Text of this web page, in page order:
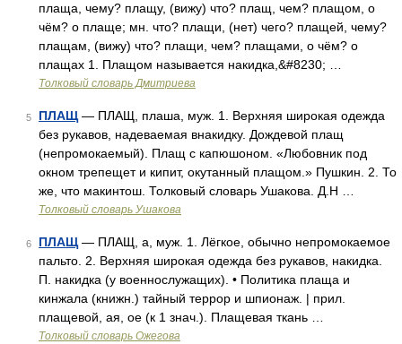
плаща, чему? плащу, (вижу) что? плащ, чем? плащом, о
чём? о плаще; мн. что? плащи, (нет) чего? плащей, чему?
плащам, (вижу) что? плащи, чем? плащами, о чём? о
плащах 1. Плащом называется накидка,&#8230; …
Толковый словарь Дмитриева
5 ПЛАЩ— ПЛАЩ, плаша, муж. 1. Верхняя широкая одежда
без рукавов, надеваемая внакидку. Дождевой плащ
(непромокаемый). Плащ с капюшоном. «Любовник под
окном трепещет и кипит, окутанный плащом.» Пушкин. 2. То
же, что макинтош. Толковый словарь Ушакова. Д.Н …
Толковый словарь Ушакова
6 ПЛАЩ— ПЛАЩ, а, муж. 1. Лёгкое, обычно непромокаемое
пальто. 2. Верхняя широкая одежда без рукавов, накидка.
П. накидка (у военнослужащих). • Политика плаща и
кинжала (книжн.) тайный террор и шпионаж. | прил.
плащевой, ая, ое (к 1 знач.). Плащевая ткань …
Толковый словарь Ожегова